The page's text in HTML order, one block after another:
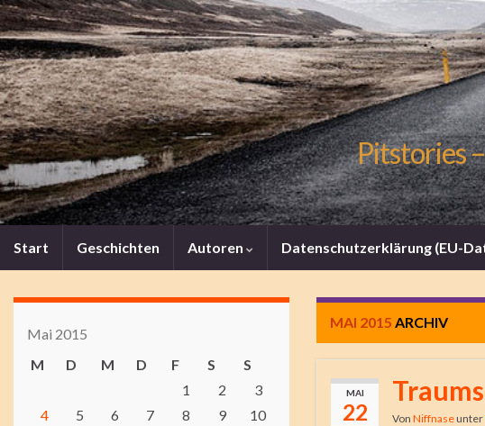
Pitstories
Start Geschichten Autoren Datenschutzerklärung (EU-
MAI 2015 ARCHIV
MAI
22 Von Niffnaseunter
Mai 2015
M
D M D F S
S
1
2
3
4
5 6 7 8 9
10